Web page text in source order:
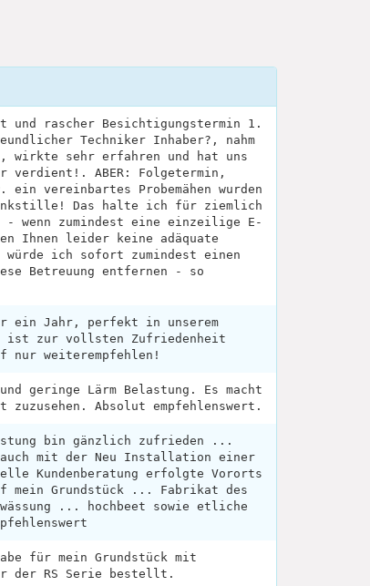
und rascher Besichtigungstermin 1.
Techniker Inhaber?, nahm
wirkte sehr erfahren und hat uns
verdient!. ABER: Folgetermin,
ein vereinbartes Probemähen wurden
Das halte ich für ziemlich
wenn zumindest eine einzeilige E-
Ihnen leider keine adäquate
würde ich sofort zumindest einen
Betreuung entfernen - so
ein Jahr, perfekt in unserem
ist zur vollsten Zufriedenheit
nur weiterempfehlen!
geringe Lärm Belastung. Es macht
zuzusehen. Absolut empfehlenswert.
bin gänzlich zufrieden ...
auch mit der Neu Installation einer
Kundenberatung erfolgte Vororts
mein Grundstück ... Fabrikat des
... hochbeet sowie etliche
für mein Grundstück mit
der RS Serie bestellt.